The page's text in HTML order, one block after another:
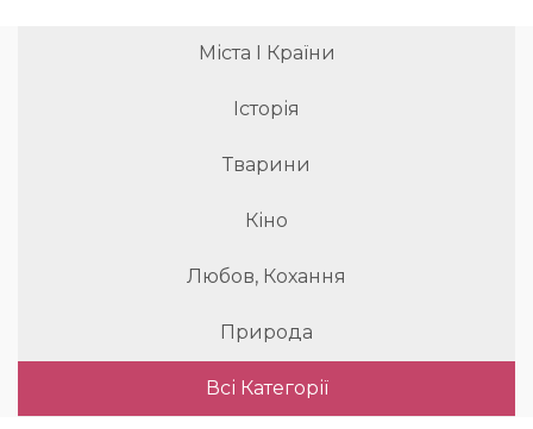
Міста І Країни
Історія
Тварини
Кіно
Любов, Кохання
Природа
Всі Категорії